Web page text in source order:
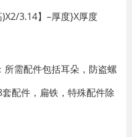
3.14】–厚度}X厚度
需配件包括耳朵，防盗螺
配件，扁铁，特殊配件除